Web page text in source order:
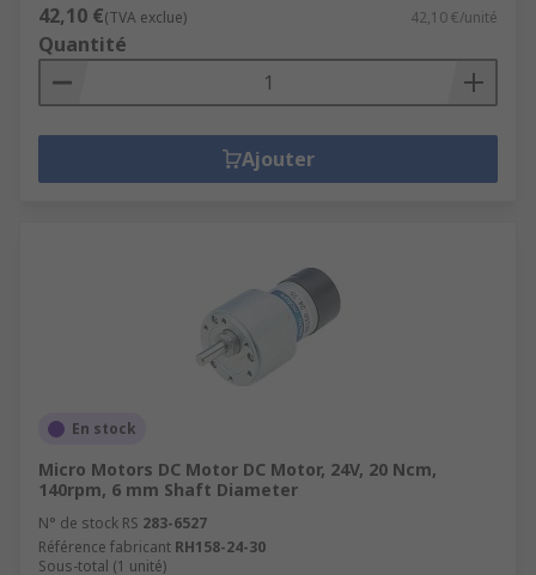
42,10 €(TVA exclue) 42,10 €/unité
Quantité
Ajouter
En stock
Micro Motors DC Motor DC Motor, 24V, 20 Ncm,
140rpm, 6 mm Shaft Diameter
N° de stock RS 283-6527
Référence fabricant RH158-24-30
Sous-total (1 unité)